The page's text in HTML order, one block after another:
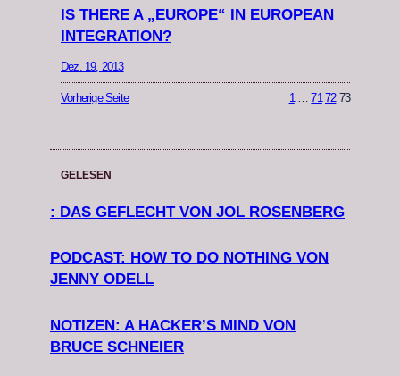
IS THERE A „EUROPE“ IN EUROPEAN
INTEGRATION?
Dez. 19, 2013
Vorherige Seite 1 … 71 72 73
GELESEN
: DAS GEFLECHT VON JOL ROSENBERG
PODCAST: HOW TO DO NOTHING VON
JENNY ODELL
NOTIZEN: A HACKER’S MIND VON
BRUCE SCHNEIER